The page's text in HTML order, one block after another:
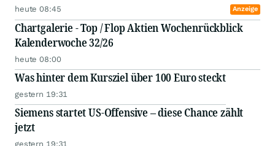
heute 08:45 Anzeige
Chartgalerie - Top / Flop Aktien Wochenrückblick
Kalenderwoche 32/26
heute 08:00
Was hinter dem Kursziel über 100 Euro steckt
gestern 19:31
Siemens startet US-Offensive – diese Chance zählt
jetzt
gestern 19:31